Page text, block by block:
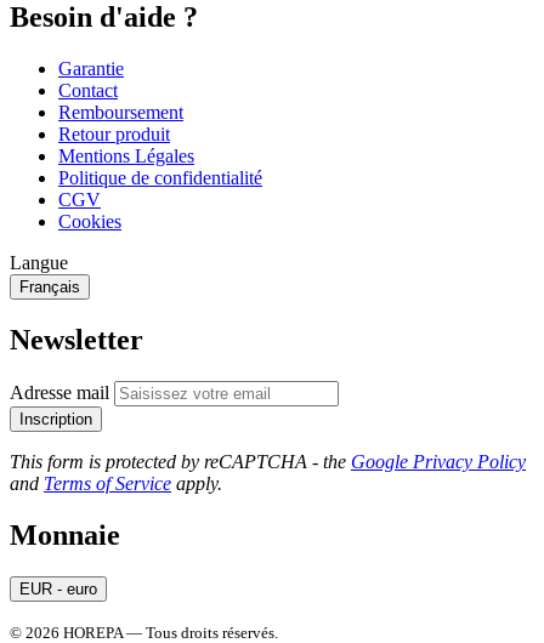
Besoin d'aide ?
Garantie
Contact
Remboursement
Retour produit
Mentions Légales
Politique de confidentialité
CGV
Cookies
Langue
Français
Newsletter
Adresse mail
Inscription
This form is protected by reCAPTCHA - the Google Privacy Policy
and Terms of Service apply.
Monnaie
EUR - euro
© 2026 HOREPA — Tous droits réservés.